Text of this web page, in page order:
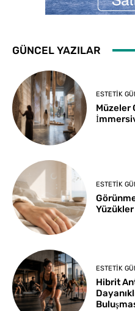
GÜNCEL YAZILAR
ESTETIK
Müzeler
ESTETIK
ESTETIK
Hibrit